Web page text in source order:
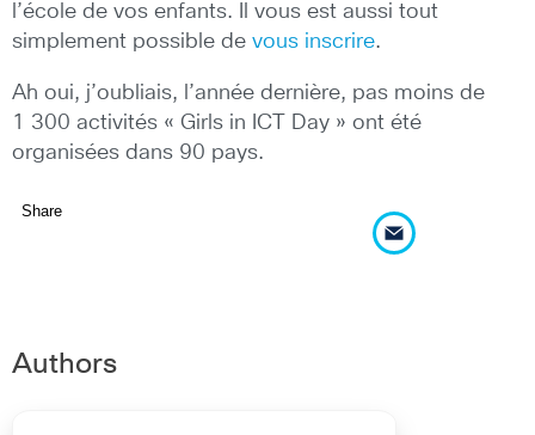
l’école de vos enfants. Il vous est aussi tout
simplement possible de vous inscrire.
Ah oui, j’oubliais, l’année dernière, pas moins de
1 300 activités « Girls in ICT Day » ont été
organisées dans 90 pays.
Share
Authors